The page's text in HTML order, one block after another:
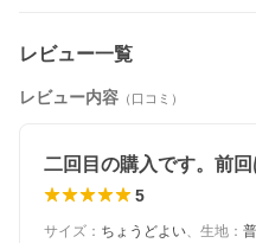
レビュー一覧
レビュー内容 （口コミ）
5
サイズ ： ちょうどよい、 生地 ：